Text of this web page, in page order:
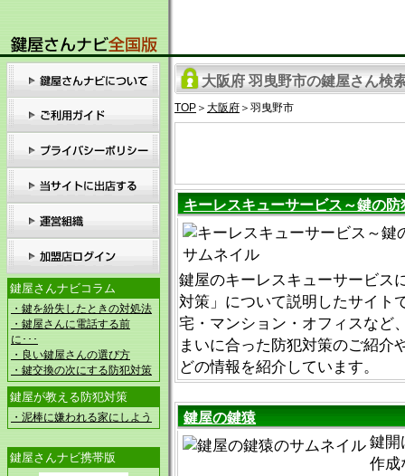
鍵屋さんナビコラム
・鍵を紛失したときの対処法
・鍵屋さんに電話する前
に･･･
・良い鍵屋さんの選び方
・鍵交換の次にする防犯対策
鍵屋が教える防犯対策
・泥棒に嫌われる家にしよう
鍵屋さんナビ携帯版
大阪府 羽曳野市の鍵屋さん検
TOP ＞ 大阪府 ＞羽曳野市
キーレスキューサービス～鍵の防
鍵屋のキーレスキューサービス
対策」について説明したサイト
宅・マンション・オフィスなど
まいに合った防犯対策のご紹介
どの情報を紹介しています。
鍵屋の鍵猿
鍵開
作成